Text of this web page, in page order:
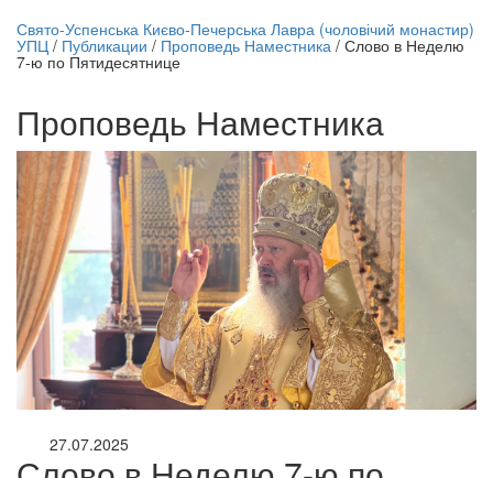
трансляция | 12 сентября
трансляции
Свято-Успенська Києво-Печерська Лавра (чоловічий монастир)
УПЦ / Публикации / Проповедь Наместника / Слово в Неделю
7-ю по Пятидесятнице
Проповедь Наместника
27.07.2025